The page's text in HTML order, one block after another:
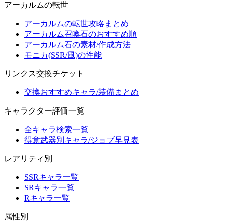
アーカルムの転世
アーカルムの転世攻略まとめ
アーカルム召喚石のおすすめ順
アーカルム石の素材/作成方法
モニカ(SSR/風)の性能
リンクス交換チケット
交換おすすめキャラ/装備まとめ
キャラクター評価一覧
全キャラ検索一覧
得意武器別キャラ/ジョブ早見表
レアリティ別
SSRキャラ一覧
SRキャラ一覧
Rキャラ一覧
属性別